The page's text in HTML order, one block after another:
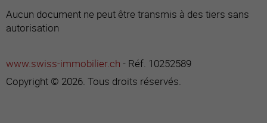
Aucun document ne peut être transmis à des tiers sans
autorisation
www.swiss-immobilier.ch - Réf. 10252589
Copyright © 2026. Tous droits réservés.